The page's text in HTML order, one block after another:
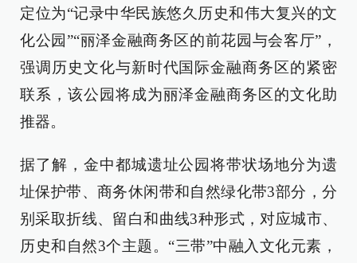
定位为“记录中华民族悠久历史和伟大复兴的文
化公园”“丽泽金融商务区的前花园与会客厅”，
强调历史文化与新时代国际金融商务区的紧密
联系，该公园将成为丽泽金融商务区的文化助
推器。
据了解，金中都城遗址公园将带状场地分为遗
址保护带、商务休闲带和自然绿化带3部分，分
别采取折线、留白和曲线3种形式，对应城市、
历史和自然3个主题。“三带”中融入文化元素，